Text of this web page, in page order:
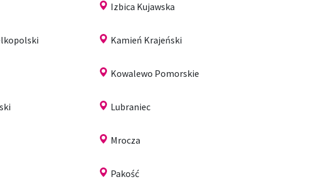
Izbica Kujawska
Kamień Krajeński
Kowalewo Pomorskie
Lubraniec
Mrocza
Pakość